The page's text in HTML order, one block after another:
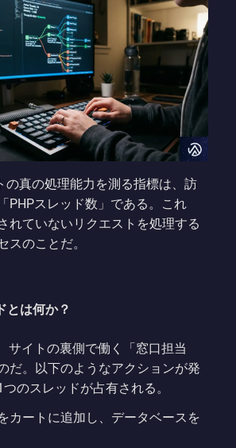
の真の処理能力を測る指標は、訪
PHPスレッド数」である。これ
れていないリクエストを処理する
スのことだ。
とは何か？
サイトの裏側で働く「窓口担当
だ。以下のようなアクションが発
のスレッドが占有される。
カートに追加し、データベースを